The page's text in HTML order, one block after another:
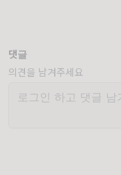
댓글
의견을 남겨주세요